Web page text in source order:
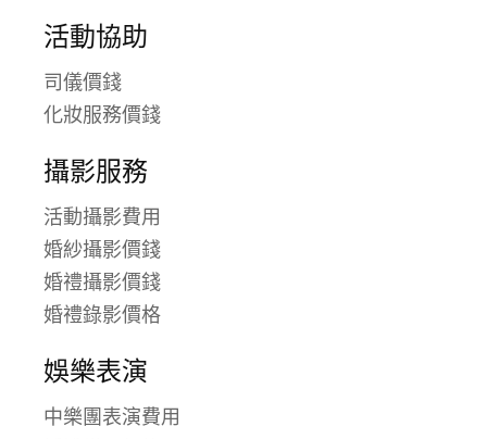
活動協助
司儀價錢
化妝服務價錢
攝影服務
活動攝影費用
婚紗攝影價錢
婚禮攝影價錢
婚禮錄影價格
娛樂表演
中樂團表演費用